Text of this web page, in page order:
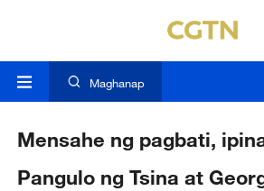
Maghanap
Mensahe ng pagbati,
Pangulo ng Tsina at